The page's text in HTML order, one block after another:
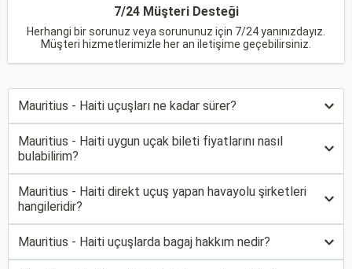
7/24 Müşteri Desteği
Herhangi bir sorunuz veya sorununuz için 7/24 yanınızdayız.
Müşteri hizmetlerimizle her an iletişime geçebilirsiniz.
Mauritius - Haiti uçuşları ne kadar sürer?
Mauritius - Haiti uygun uçak bileti fiyatlarını nasıl
bulabilirim?
Mauritius - Haiti direkt uçuş yapan havayolu şirketleri
hangileridir?
Mauritius - Haiti uçuşlarda bagaj hakkım nedir?